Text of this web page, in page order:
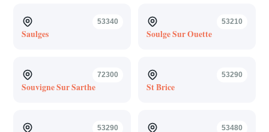
53340
Saulges
53210
Soulge Sur Ouette
72300
Souvigne Sur Sarthe
53290
St Brice
53290 53480